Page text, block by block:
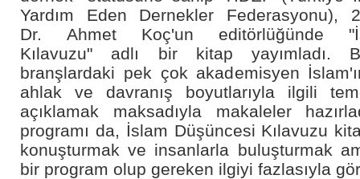
Yardım Eden Dernekler Federasyonu),
Dr. Ahmet Koç'un editörlüğünde
Kılavuzu" adlı bir kitap yayımladı.
branşlardaki pek çok akademisyen
ahlak ve davranış boyutlarıyla ilgili
açıklamak maksadıyla makaleler
programı da, İslam Düşüncesi Kılavuzu
konuşturmak ve insanlarla buluşturmak
bir program olup gereken ilgiyi fazlasıyla